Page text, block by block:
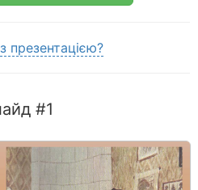
презентацією?
#1